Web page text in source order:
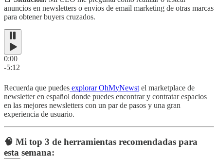
anuncios en newsletters o envios de email marketing de otras marcas
para obtener buyers cruzados.
0:00
-5:12
Recuerda que puedes explorar OhMyNewst el marketplace de
newsletter en español donde puedes encontrar y contratar espacios
en las mejores newsletters con un par de pasos y una gran
experiencia de usuario.
🧠 Mi top 3 de herramientas recomendadas para
esta semana: